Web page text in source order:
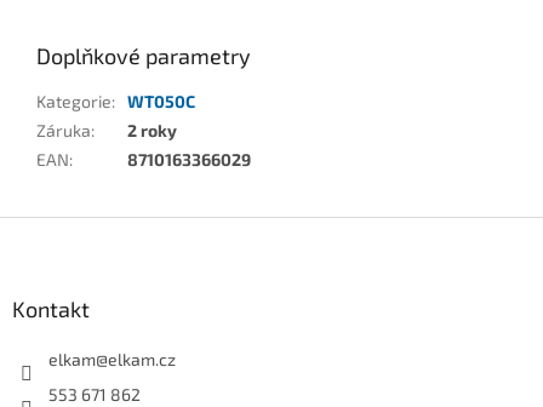
Doplňkové parametry
Kategorie: WT050C
Záruka:
2 roky
EAN: 8710163366029
Kontakt
elkam@elkam.cz
553 671 862